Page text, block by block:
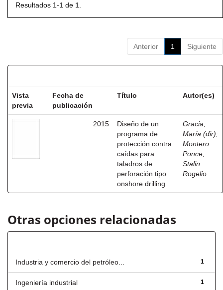
Resultados 1-1 de 1.
Anterior 1 Siguiente
Vista
previa
Fecha de
publicación
Título Autor(es)
2015
Diseño de un
programa de
protección contra
caídas para
taladros de
perforación tipo
onshore drilling
Gracia,
María (dir);
Montero
Ponce,
Stalin
Rogelio
Otras opciones relacionadas
1
Industria y comercio del petróleo...
1
Ingeniería industrial